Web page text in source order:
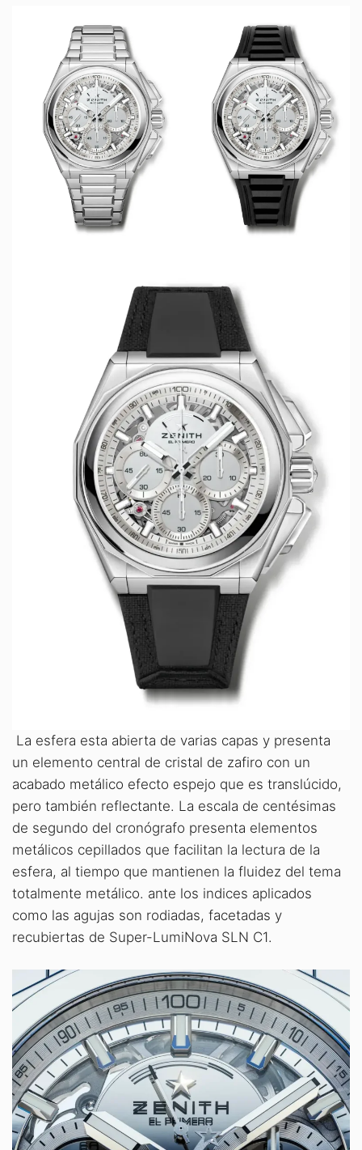
La esfera esta abierta de varias capas y presenta
un elemento central de cristal de zafiro con un
acabado metálico efecto espejo que es translúcido,
pero también reflectante. La escala de centésimas
de segundo del cronógrafo presenta elementos
metálicos cepillados que facilitan la lectura de la
esfera, al tiempo que mantienen la fluidez del tema
totalmente metálico. ante los indices aplicados
como las agujas son rodiadas, facetadas y
recubiertas de Super-LumiNova SLN C1.